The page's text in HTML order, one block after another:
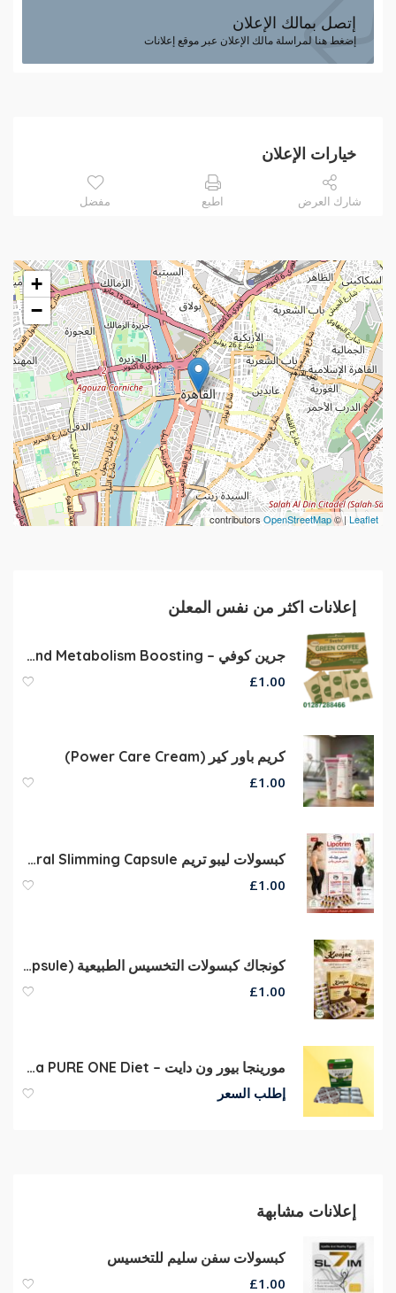
إتصل بمالك الإعلان
إضغط هنا لمراسلة مالك الإعلان عبر موقع إعلانات
خيارات الإعلان
شارك العرض اطبع مفضل
+
−
Leaflet
| ©
OpenStreetMap
إعلانات اكثر من نفس المعلن
جرين كوفي – Natural Herbs for Fat Burning and Metabolism Boosting
£1.00
كريم باور كير (Power Care Cream)
£1.00
كبسولات ليبو تريم Lipotrim Natural Slimming Capsule
£1.00
كونجاك كبسولات التخسيس الطبيعية (Konjac Natural Slimming Capsule).
£1.00
مورينجا بيور ون دايت – Moringa PURE ONE Diet
إطلب السعر
إعلانات مشابهة
كبسولات سفن سليم للتخسيس
£1.00